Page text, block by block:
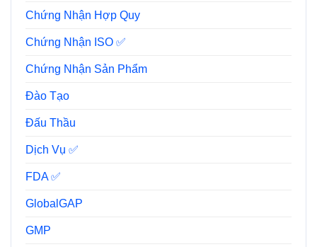
Chứng Nhận Hợp Quy
Chứng Nhận ISO ✅
Chứng Nhận Sản Phẩm
Đào Tạo
Đấu Thầu
Dịch Vụ ✅
FDA ✅
GlobalGAP
GMP